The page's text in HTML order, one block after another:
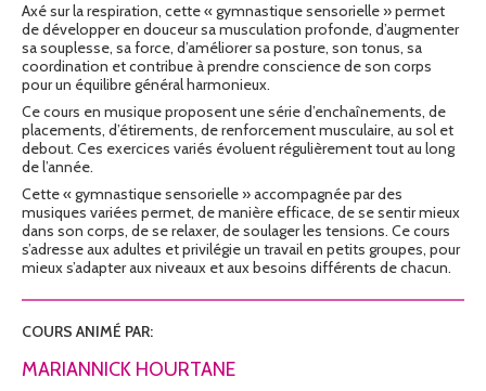
Axé sur la respiration, cette « gymnastique sensorielle » permet
de développer en douceur sa musculation profonde, d’augmenter
sa souplesse, sa force, d’améliorer sa posture, son tonus, sa
coordination et contribue à prendre conscience de son corps
pour un équilibre général harmonieux.
Ce cours en musique proposent une série d’enchaînements, de
placements, d’étirements, de renforcement musculaire, au sol et
debout. Ces exercices variés évoluent régulièrement tout au long
de l’année.
Cette « gymnastique sensorielle » accompagnée par des
musiques variées permet, de manière efficace, de se sentir mieux
dans son corps, de se relaxer, de soulager les tensions. Ce cours
s’adresse aux adultes et privilégie un travail en petits groupes, pour
mieux s’adapter aux niveaux et aux besoins différents de chacun.
COURS ANIMÉ PAR:
MARIANNICK HOURTANE